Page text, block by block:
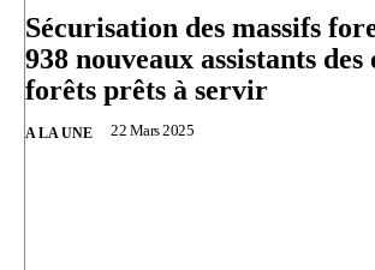
Sécurisation des massifs
938 nouveaux assistants des
forêts prêts à servir
A LA UNE 22 Mars 2025